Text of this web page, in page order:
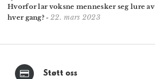
Hvorfor lar voksne mennesker seg lure
hver gang? - 22. mars 2023
Støtt oss